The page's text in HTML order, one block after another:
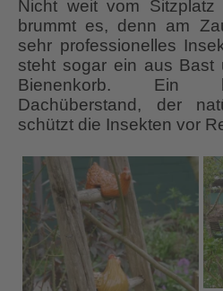
Nicht weit vom Sitzplatz
brummt es, denn am
sehr professionelles
steht sogar ein aus Bast
Bienenkorb. Ein
Dachüberstand, der
schützt die Insekten vor